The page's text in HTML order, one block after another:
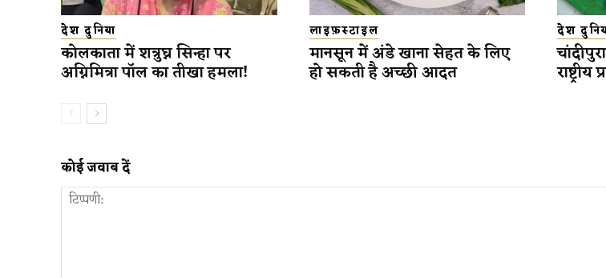
देश दुनिया
कोलकाता में शत्रुघ्न सिन्हा पर
अग्निमित्रा पॉल का तीखा हमला!
लाइफ़स्टाइल
मानसून में अंडे खाना सेहत के लिए
हो सकती है अच्छी आदत
देश
कोई जवाब दें